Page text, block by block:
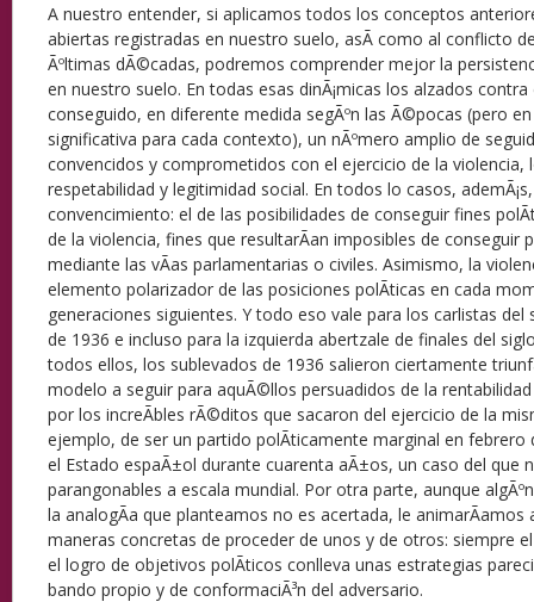
A nuestro entender, si aplicamos todos los conceptos
abiertas registradas en nuestro suelo, asÃ­ como al conflicto
Ãºltimas dÃ©cadas, podremos comprender mejor la
en nuestro suelo. En todas esas dinÃ¡micas los alzados
conseguido, en diferente medida segÃºn las Ã©pocas (pero
significativa para cada contexto), un nÃºmero amplio de
convencidos y comprometidos con el ejercicio de la violencia,
respetabilidad y legitimidad social. En todos lo casos,
convencimiento: el de las posibilidades de conseguir fines
de la violencia, fines que resultarÃ­an imposibles de conseguir
mediante las vÃ­as parlamentarias o civiles. Asimismo, la
elemento polarizador de las posiciones polÃ­ticas en cada
generaciones siguientes. Y todo eso vale para los carlistas del
de 1936 e incluso para la izquierda abertzale de finales del
todos ellos, los sublevados de 1936 salieron ciertamente
modelo a seguir para aquÃ©llos persuadidos de la
por los increÃ­bles rÃ©ditos que sacaron del ejercicio de la
ejemplo, de ser un partido polÃ­ticamente marginal en febrero
el Estado espaÃ±ol durante cuarenta aÃ±os, un caso del que
parangonables a escala mundial. Por otra parte, aunque
la analogÃ­a que planteamos no es acertada, le animarÃ­amos
maneras concretas de proceder de unos y de otros: siempre
el logro de objetivos polÃ­ticos conlleva unas estrategias
bando propio y de conformaciÃ³n del adversario.